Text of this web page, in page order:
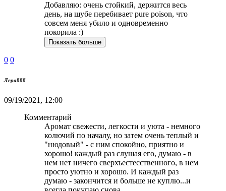
Добавляю: очень стойкий, держится весь
день, на шубе перебивает pure poison, что
совсем меня убило и одновременно
покорила :)
Показать больше
0 0
Лера888
09/19/2021, 12:00
Комментарий
Аромат свежести, легкости и уюта - немного
колючий по началу, но затем очень теплый и
"нюдовый" - с ним спокойно, приятно и
хорошо! каждый раз слушая его, думаю - в
нем нет ничего сверхъестесственного, в нем
просто уютно и хорошо. И каждый раз
думаю - закончится и больше не куплю...и